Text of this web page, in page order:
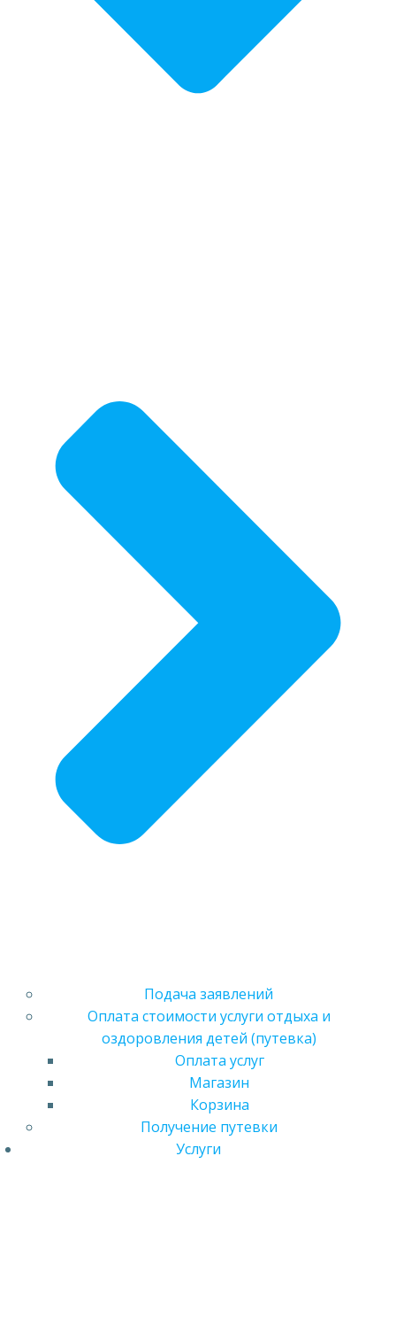
Подача заявлений
Оплата стоимости услуги отдыха и
оздоровления детей (путевка)
Оплата услуг
Магазин
Корзина
Получение путевки
Услуги